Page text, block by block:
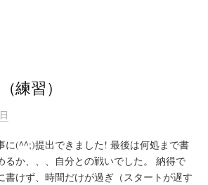
練習）
に(^^;)提出できました! 最後は何処まで書
るか、、、自分との戦いでした。 納得で
書けず、時間だけが過ぎ（スタートが遅す